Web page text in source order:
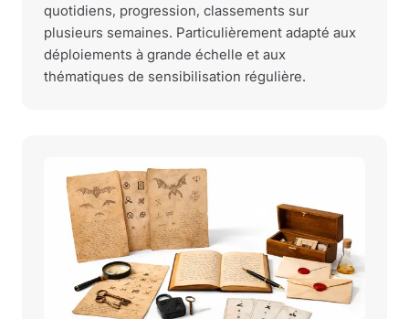
quotidiens, progression, classements sur
plusieurs semaines. Particulièrement adapté aux
déploiements à grande échelle et aux
thématiques de sensibilisation régulière.